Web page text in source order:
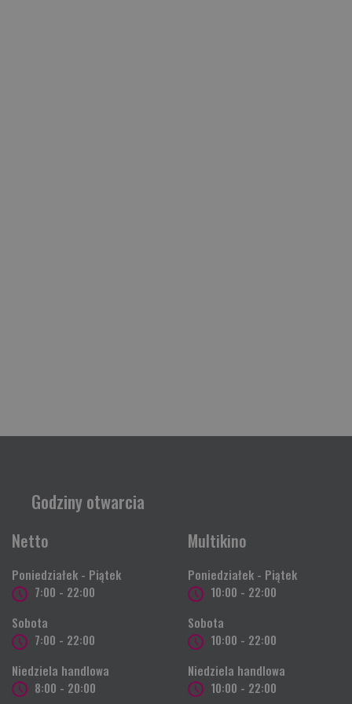
Godziny otwarcia
Netto
Poniedziałek - Piątek
7:00 - 22:00
Sobota
7:00 - 22:00
Niedziela handlowa
8:00 - 20:00
Multikino
Poniedziałek - Piątek
10:00 - 22:00
Sobota
10:00 - 22:00
Niedziela handlowa
10:00 - 22:00